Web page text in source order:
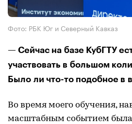
Фото: РБК Юг и Северный Кавказ
— Сейчас на базе КубГТУ
участвовать в большом
Было ли что-то подобное в
Во время моего обучения,
масштабным событием была